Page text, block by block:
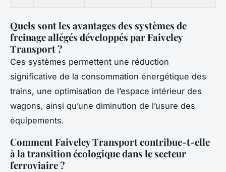
Quels sont les avantages des systèmes de
freinage allégés développés par Faiveley
Transport ?
Ces systèmes permettent une réduction
significative de la consommation énergétique des
trains, une optimisation de l’espace intérieur des
wagons, ainsi qu’une diminution de l’usure des
équipements.
Comment Faiveley Transport contribue-t-elle
à la transition écologique dans le secteur
ferroviaire ?